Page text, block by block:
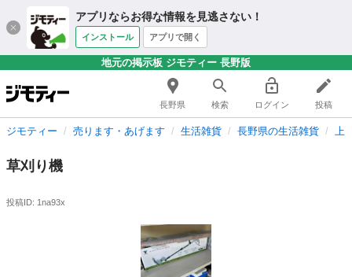
アプリならお得な情報を見逃さない！
インストール アプリで開く
地元の掲示板 ジモティー 長野版
長野県 検索 ログイン 投稿
ジモティー 売ります・あげます 生活雑貨 長野県の生活雑貨 上
草刈り機
投稿ID: 1na93x